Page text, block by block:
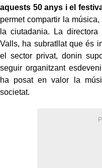
aquests 50 anys i el
permet compartir la
la ciutadania. La
Valls, ha subratllat que és
el sector privat, donin
seguir organitzant
ha posat en valor la
societat.